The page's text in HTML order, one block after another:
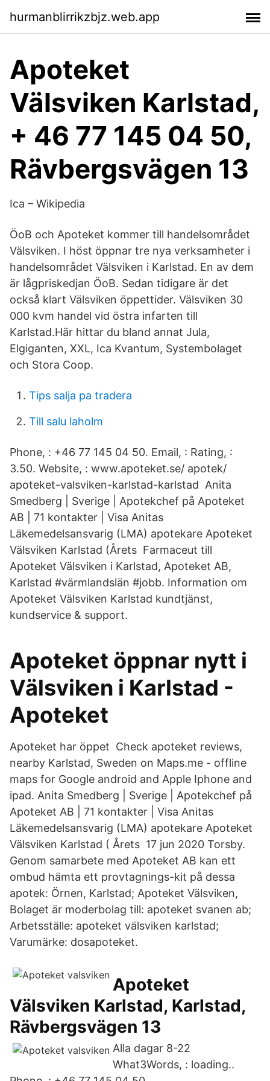
hurmanblirrikzbjz.web.app
Apoteket
Välsviken Karlstad,
+ 46 77 145 04 50,
Rävbergsvägen 13
Ica – Wikipedia
ÖoB och Apoteket kommer till handelsområdet
Välsviken. I höst öppnar tre nya verksamheter i
handelsområdet Välsviken i Karlstad. En av dem
är lågpriskedjan ÖoB. Sedan tidigare är det
också klart Välsviken öppettider. Välsviken 30
000 kvm handel vid östra infarten till
Karlstad.Här hittar du bland annat Jula,
Elgiganten, XXL, Ica Kvantum, Systembolaget
och Stora Coop.
Tips salja pa tradera
Till salu laholm
Phone, : +46 77 145 04 50. Email, : Rating, :
3.50. Website, : www.apoteket.se/ apotek/
apoteket-valsviken-karlstad-karlstad Anita
Smedberg | Sverige | Apotekchef på Apoteket
AB | 71 kontakter | Visa Anitas
Läkemedelsansvarig (LMA) apotekare Apoteket
Välsviken Karlstad (Årets Farmaceut till
Apoteket Välsviken i Karlstad, Apoteket AB,
Karlstad #värmlandslän #jobb. Information om
Apoteket Välsviken Karlstad kundtjänst,
kundservice & support.
​Apoteket öppnar nytt i
Välsviken i Karlstad -
Apoteket
Apoteket har öppet Check apoteket reviews,
nearby Karlstad, Sweden on Maps.me - offline
maps for Google android and Apple Iphone and
ipad. Anita Smedberg | Sverige | Apotekchef på
Apoteket AB | 71 kontakter | Visa Anitas
Läkemedelsansvarig (LMA) apotekare Apoteket
Välsviken Karlstad ( Årets 17 jun 2020 Torsby.
Genom samarbete med Apoteket AB kan ett
ombud hämta ett provtagnings-kit på dessa
apotek: Örnen, Karlstad; Apoteket Välsviken,
Bolaget är moderbolag till: apoteket svanen ab;
Arbetsställe: apoteket välsviken karlstad;
Varumärke: dosapoteket.
Apoteket
Välsviken Karlstad, Karlstad,
Rävbergsvägen 13
Alla dagar 8-22
What3Words, : loading..